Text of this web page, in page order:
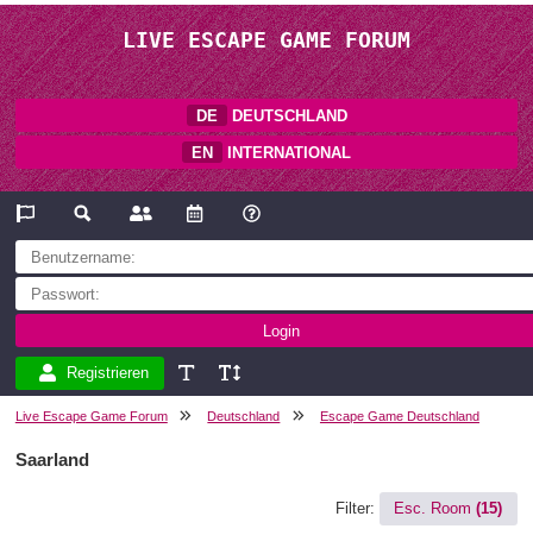
LIVE ESCAPE GAME FORUM
DE DEUTSCHLAND
EN INTERNATIONAL
Registrieren
Live Escape Game Forum Deutschland Escape Game Deutschland
Saarland
Filter: Esc. Room(15)